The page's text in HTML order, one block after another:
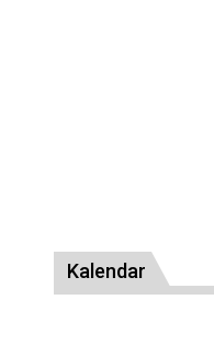
Kalendar